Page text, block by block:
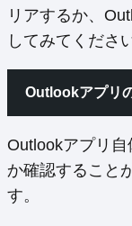
リアするか、
してみてください
Outlookアプリ
Outlookアプリ
か確認すること
す。